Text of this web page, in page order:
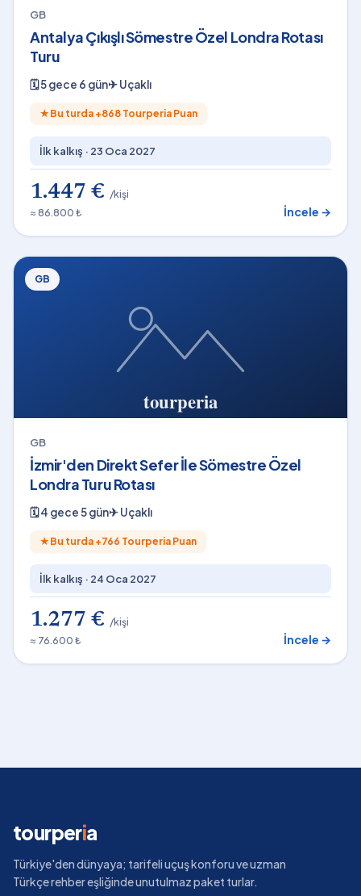
GB
Antalya Çıkışlı Sömestre Özel Londra Rotası
Turu
🗓5 gece 6 gün✈Uçaklı
★ Bu turda +868 Tourperia Puan
İlk kalkış · 23 Oca 2027
1.447 € /kişi
≈ 86.800 ₺
İncele →
GB
GB
İzmir'den Direkt Sefer İle Sömestre Özel
Londra Turu Rotası
🗓4 gece 5 gün✈Uçaklı
★ Bu turda +766 Tourperia Puan
İlk kalkış · 24 Oca 2027
1.277 € /kişi
≈ 76.600 ₺
İncele →
tourperia
Türkiye'den dünyaya; tarifeli uçuş konforu ve uzman
Türkçe rehber eşliğinde unutulmaz paket turlar.